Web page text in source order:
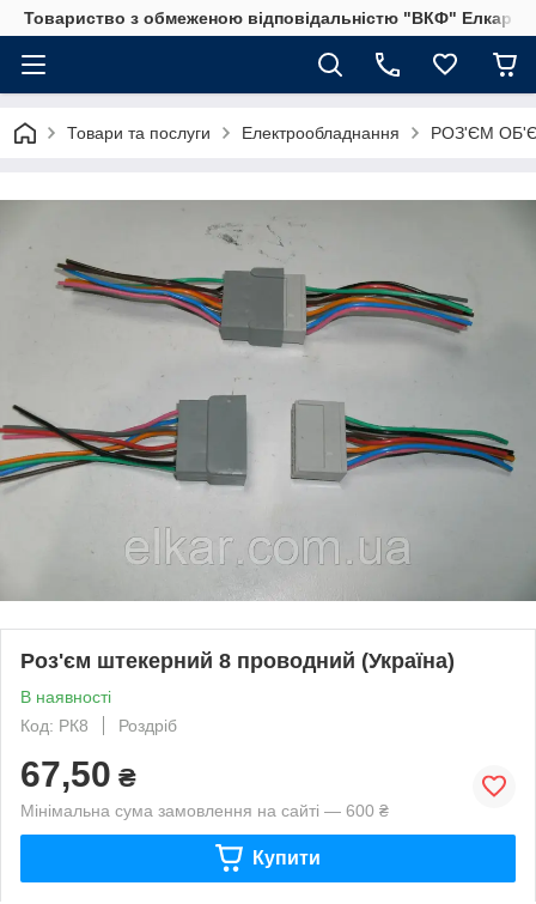
Товариство з обмеженою відповідальністю "ВКФ" Елкар"
Товари та послуги Електрообладнання РОЗ'ЄМ
Роз'єм штекерний 8 проводний (Україна)
В наявності
Код: РК8
Роздріб
67,50 ₴
Мінімальна сума замовлення на сайті — 600 ₴
Купити